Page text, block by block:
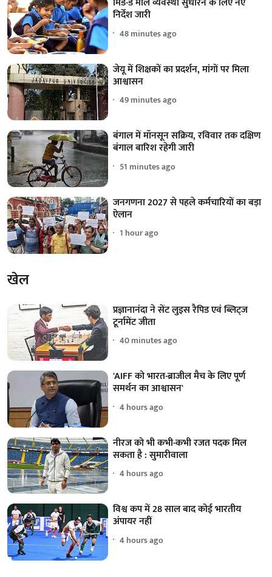
निर्देश जारी
48 minutes ago
जेयू में शिक्षकों का प्रदर्शन, मांगों पर मिला
आश्वासन
49 minutes ago
बंगाल में मॉनसून सक्रिय, रविवार तक दक्षिण
बंगाल बारिश रहेगी जारी
51 minutes ago
जनगणना 2027 से पहले कर्मचारियों का बड़ा
ऐलान
1 hour ago
खेल
प्रज्ञानानंदा ने सेंट लुइस रैपिड एवं ब्लिट्ज
टूर्नामेंट जीता
40 minutes ago
'AIFF को भारत-ब्राजील मैच के लिए पूर्ण
समर्थन का आश्वासन'
4 hours ago
नीरज को भी कभी-कभी रजत पदक मिल
सकता है : सुमारीवाला
4 hours ago
विश्व कप में 28 साल बाद कोई भारतीय
अंपायर नहीं
4 hours ago